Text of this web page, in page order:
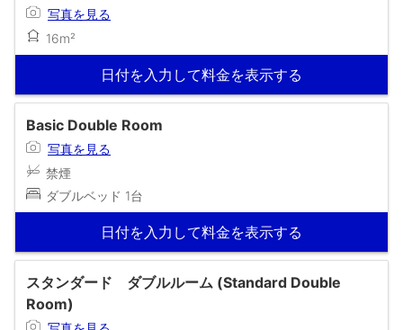
写真を見る
16m²
日付を入力して料金を表示する
Basic Double Room
写真を見る
禁煙
ダブルベッド 1台
日付を入力して料金を表示する
スタンダード ダブルルーム (Standard Double
Room)